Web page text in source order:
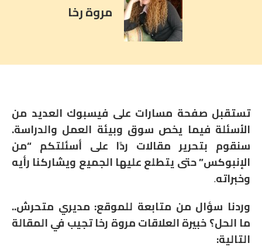
مروة رخا
تستقبل صفحة مسارات على فيسبوك العديد من
الأسئلة فيما يخص سوق وبيئة العمل والدراسة.
سنقوم بتحرير مقالات ردًا على أسئلتكم “من
الإنبوكس” حتى يتطلع عليها الجميع ويشاركنا رأيه
وخبراته.
وردنا سؤال من متابعة للموقع: مديري متحرش..
ما الحل؟ خبيرة العلاقات مروة رخا تجيب في المقالة
التالية: